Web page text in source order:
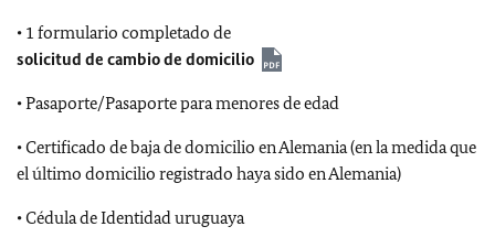
• 1 formulario completado de
solicitud de cambio de domicilio
• Pasaporte/Pasaporte para menores de edad
• Certificado de baja de domicilio en Alemania (en la medida que
el último domicilio registrado haya sido en Alemania)
• Cédula de Identidad uruguaya